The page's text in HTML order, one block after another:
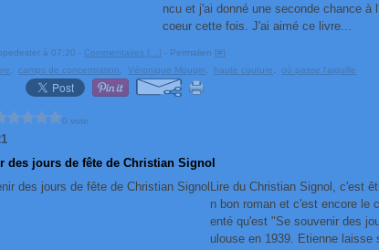
ncu et j'ai donné une seconde chance à
coeur cette fois. J'ai aimé ce livre...
à 07:20 - Commentaires [ …] - Permalien [#]
,camps de concentration ,Véronique Mougin haute couture ,où passe l'aiguille
0 vote
des jours de fête de Christian Signol
Lire du Christian Signol, c'est
n bon roman et c'est encore le
enté qu'est "Se souvenir des
ulouse en 1939. Etienne laisse